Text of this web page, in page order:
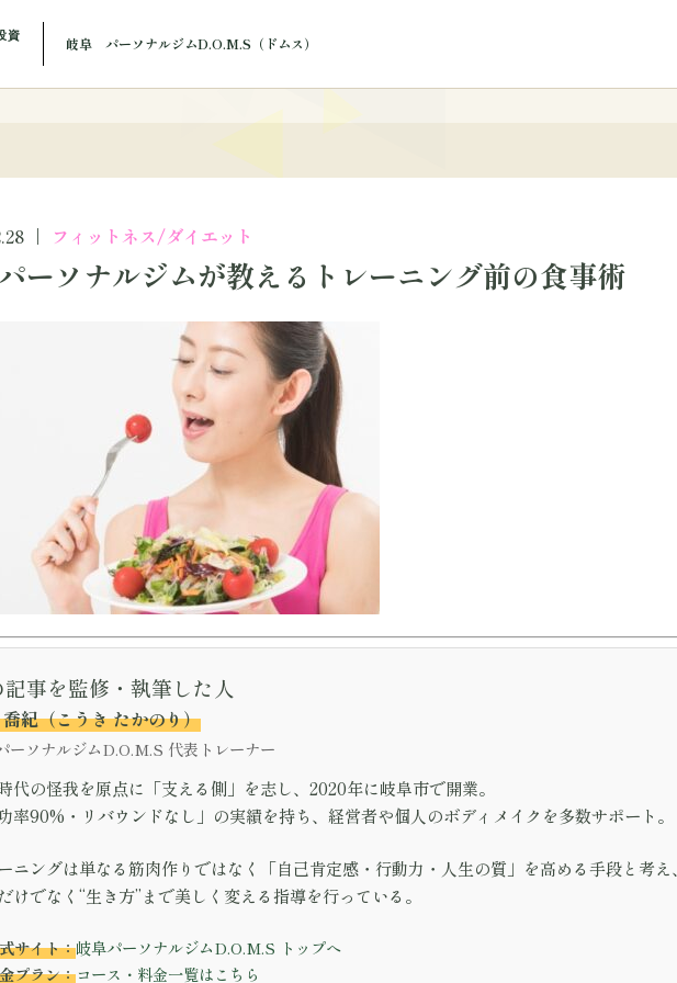
岐阜 パーソナルジムD.O.M.S（ドムス）
ブログ
フィットネス/ダイエット
ーソナルジムが教えるトレーニング前の食事術
記事を監修・執筆した人
紀（こうき たかのり）
ーソナルジムD.O.M.S 代表トレーナー
代の怪我を原点に「支える側」を志し、2020年に岐阜市で開業。
功率90%・リバウンドなし」の実績を持ち、経営者や個人のボディメイクを多数サポート。
ニングは単なる筋肉作りではなく「自己肯定感・行動力・人生の質」を高める手段と考え、
けでなく“生き方”まで美しく変える指導を行っている。
サイト：岐阜パーソナルジムD.O.M.S トップへ
プラン：コース・料金一覧はこちら